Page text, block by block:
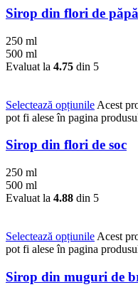
Sirop din flori de
250 ml
500 ml
Evaluat la 4.75 din 5
Selectează opțiunile Acest
pot fi alese în pagina
Sirop din flori de soc
250 ml
500 ml
Evaluat la 4.88 din 5
Selectează opțiunile Acest
pot fi alese în pagina
Sirop din muguri de